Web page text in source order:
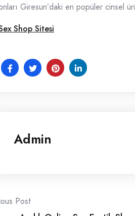
Giresun’daki en popüler cinsel
Shop Sitesi
Admin
Post